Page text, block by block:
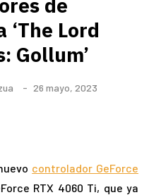
‘The Lord
Gollum’
26 mayo, 2023
controlador GeForce
RTX 4060 Ti, que ya